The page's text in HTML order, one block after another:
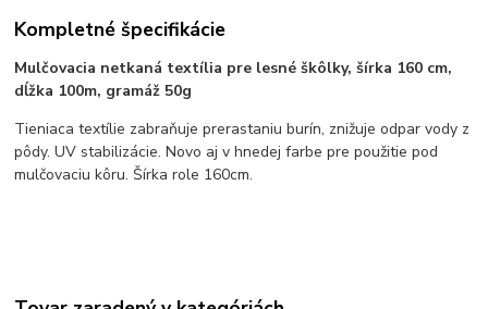
Kompletné špecifikácie
Mulčovacia netkaná textília pre lesné škôlky, šírka 160 cm,
dĺžka 100m, gramáž 50g
Tieniaca textílie zabraňuje prerastaniu burín, znižuje odpar vody z
pôdy. UV stabilizácie. Novo aj v hnedej farbe pre použitie pod
mulčovaciu kôru. Šírka role 160cm.